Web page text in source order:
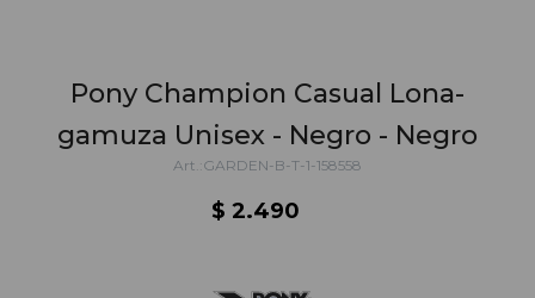
Pony Champion Casual Lona-
gamuza Unisex - Negro - Negro
GARDEN-B-T-1-158558
$ 2.490